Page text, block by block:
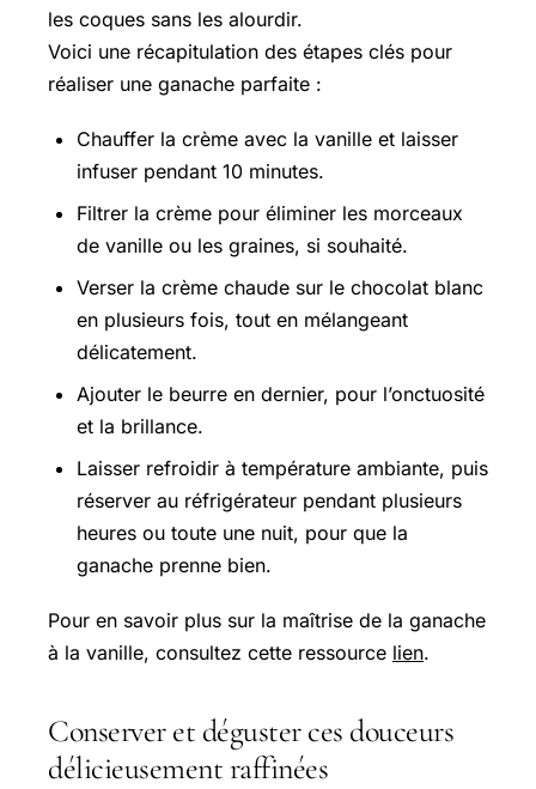
les coques sans les alourdir.
Voici une récapitulation des étapes clés pour
réaliser une ganache parfaite :
Chauffer la crème avec la vanille et laisser
infuser pendant 10 minutes.
Filtrer la crème pour éliminer les morceaux
de vanille ou les graines, si souhaité.
Verser la crème chaude sur le chocolat blanc
en plusieurs fois, tout en mélangeant
délicatement.
Ajouter le beurre en dernier, pour l’onctuosité
et la brillance.
Laisser refroidir à température ambiante, puis
réserver au réfrigérateur pendant plusieurs
heures ou toute une nuit, pour que la
ganache prenne bien.
Pour en savoir plus sur la maîtrise de la ganache
à la vanille, consultez cette ressource lien.
Conserver et déguster ces douceurs
délicieusement raffinées